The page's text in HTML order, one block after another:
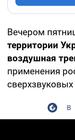
Вечером
территории
воздушная
применения